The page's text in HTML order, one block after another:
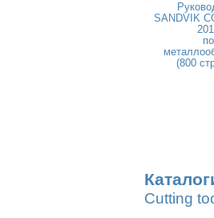
SANDVIK
по
(800
Cutting